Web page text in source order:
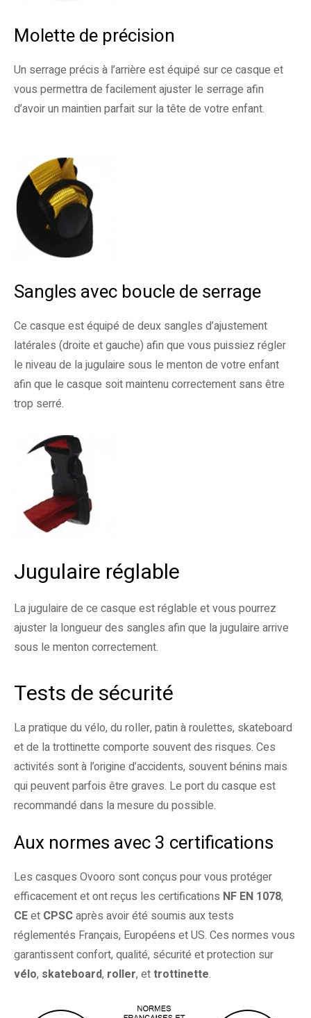
Molette de précision
Un serrage précis à l’arrière est équipé sur ce casque et
vous permettra de facilement ajuster le serrage afin
d’avoir un maintien parfait sur la tête de votre enfant.
Sangles avec boucle de serrage​
Ce casque est équipé de deux sangles d’ajustement
latérales (droite et gauche) afin que vous puissiez régler
le niveau de la jugulaire sous le menton de votre enfant
afin que le casque soit maintenu correctement sans être
trop serré.
Jugulaire réglable
La jugulaire de ce casque est réglable et vous pourrez
ajuster la longueur des sangles afin que la jugulaire arrive
sous le menton correctement.
Tests de sécurité
La pratique du vélo, du roller, patin à roulettes, skateboard
et de la trottinette comporte souvent des risques. Ces
activités sont à l’origine d’accidents, souvent bénins mais
qui peuvent parfois être graves. Le port du casque est
recommandé dans la mesure du possible.
Aux normes avec 3 certifications
Les casques Ovooro sont conçus pour vous protéger
efficacement et ont reçus les certifications NF EN 1078,
CEet CPSCaprès avoir été soumis aux tests
réglementés Français, Européens et US. Ces normes vous
garantissent confort, qualité, sécurité et protection sur
vélo, skateboard, roller, ettrottinette.